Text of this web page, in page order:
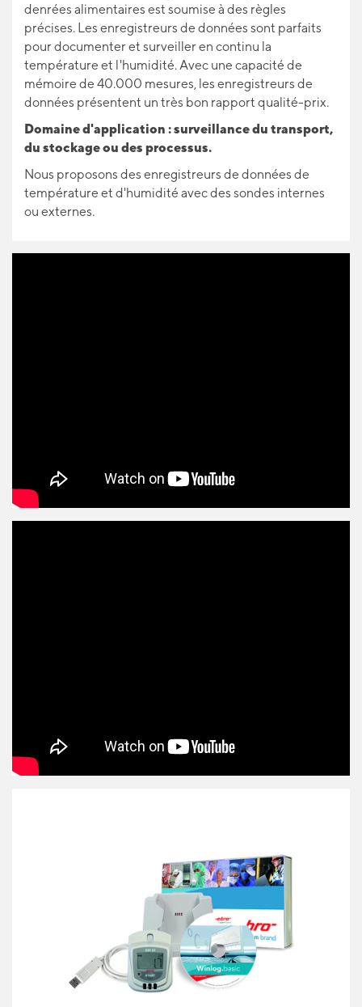
denrées alimentaires est soumise à des règles
précises. Les enregistreurs de données sont parfaits
pour documenter et surveiller en continu la
température et l'humidité. Avec une capacité de
mémoire de 40.000 mesures, les enregistreurs de
données présentent un très bon rapport qualité-prix.
Domaine d'application : surveillance du transport,
du stockage ou des processus.
Nous proposons des enregistreurs de données de
température et d'humidité avec des sondes internes
ou externes.